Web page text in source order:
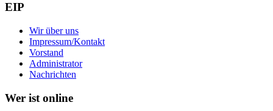
EIP
Wir über uns
Impressum/Kontakt
Vorstand
Administrator
Nachrichten
Wer ist online